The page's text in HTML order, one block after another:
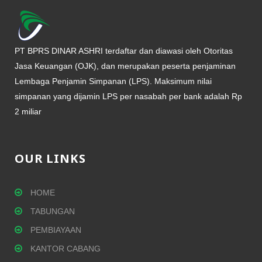
PT BPRS DINAR ASHRI terdaftar dan diawasi oleh Otoritas
Jasa Keuangan (OJK), dan merupakan peserta penjaminan
Lembaga Penjamin Simpanan (LPS). Maksimum nilai
simpanan yang dijamin LPS per nasabah per bank adalah Rp
2 miliar
OUR LINKS
HOME
TABUNGAN
PEMBIAYAAN
KANTOR CABANG